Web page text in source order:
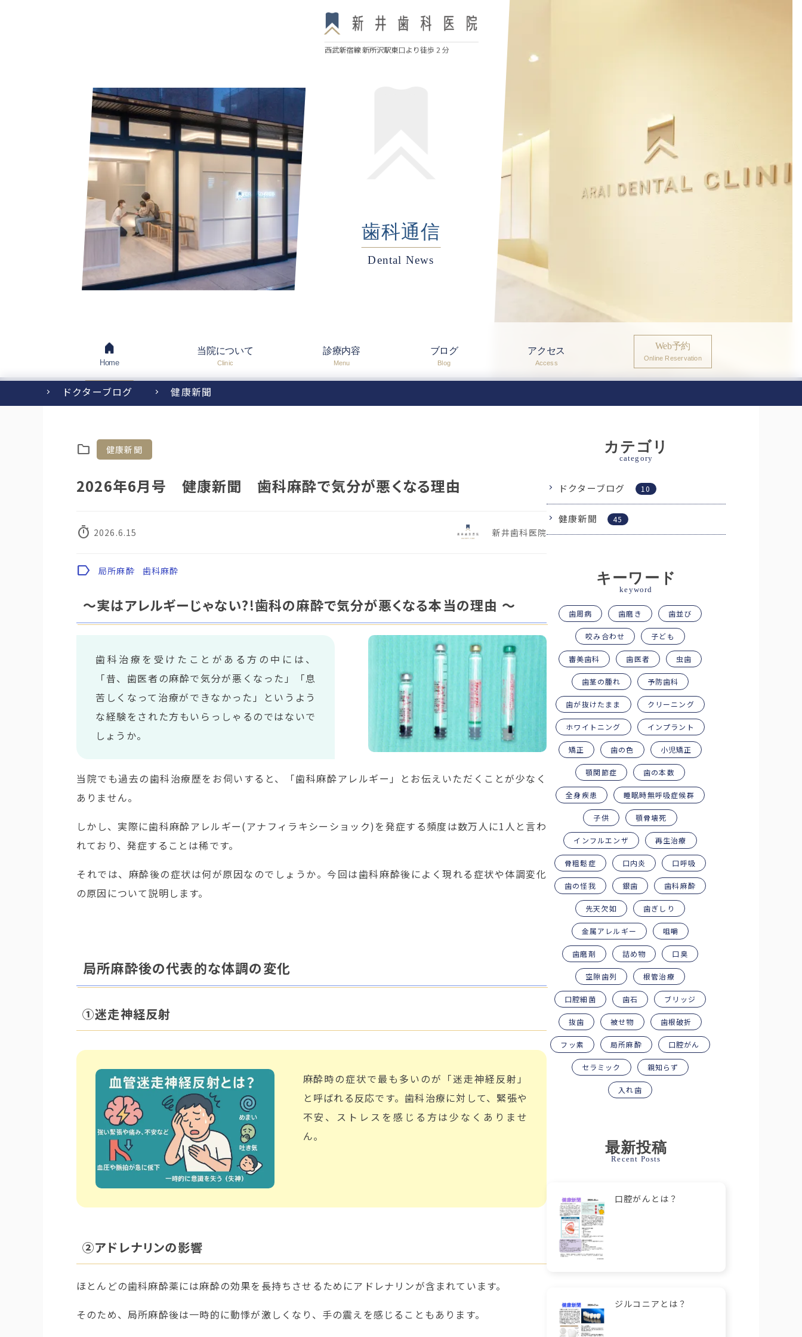
Home
当院について
Clinic
診療内容
Menu
ブログ
Blog
アクセス
Access
Web予約
Online Reservation
歯科通信
Dental News
ドクターブログ 健康新聞
folder 健康新聞
2026年6月号 健康新聞 歯科麻酔で気分が悪くなる理由
timer 2026.6.15 新井歯科医院
label 局所麻酔 歯科麻酔
〜実はアレルギーじゃない?!歯科の麻酔で気分が悪くなる本当の理由 〜
歯科治療を受けたことがある方の中には、
「昔、歯医者の麻酔で気分が悪くなった」「息
苦しくなって治療ができなかった」というよう
な経験をされた方もいらっしゃるのではないで
しょうか。
当院でも過去の歯科治療歴をお伺いすると、「歯科麻酔アレルギー」とお伝えいただくことが少なく
ありません。
しかし、実際に歯科麻酔アレルギー(アナフィラキシーショック)を発症する頻度は数万人に1人と言わ
れており、発症することは稀です。
それでは、麻酔後の症状は何が原因なのでしょうか。今回は歯科麻酔後によく現れる症状や体調変化
の原因について説明します。
局所麻酔後の代表的な体調の変化
①迷走神経反射
麻酔時の症状で最も多いのが「迷走神経反射」
と呼ばれる反応です。歯科治療に対して、緊張や
不安、ストレスを感じる方は少なくありませ
ん。
②アドレナリンの影響
ほとんどの歯科麻酔薬には麻酔の効果を長持ちさせるためにアドレナリンが含まれています。
そのため、局所麻酔後は一時的に動悸が激しくなり、手の震えを感じることもあります。
カテゴリ
category
ドクターブログ 10
健康新聞 45
キーワード
keyword
歯周病 歯磨き 歯並び
咬み合わせ 子ども
審美歯科 歯医者 虫歯
歯茎の腫れ 予防歯科
歯が抜けたまま クリーニング
ホワイトニング インプラント
矯正 歯の色 小児矯正
顎関節症 歯の本数
全身疾患 睡眠時無呼吸症候群
子供 顎骨壊死
インフルエンザ 再生治療
骨粗鬆症 口内炎 口呼吸
歯の怪我 銀歯 歯科麻酔
先天欠如 歯ぎしり
金属アレルギー 咀嚼
歯磨剤 詰め物 口臭
空隙歯列 根管治療
口腔細菌 歯石 ブリッジ
抜歯 被せ物 歯根破折
フッ素 局所麻酔 口腔がん
セラミック 親知らず
入れ歯
最新投稿
Recent Posts
口腔がんとは？
ジルコニアとは？